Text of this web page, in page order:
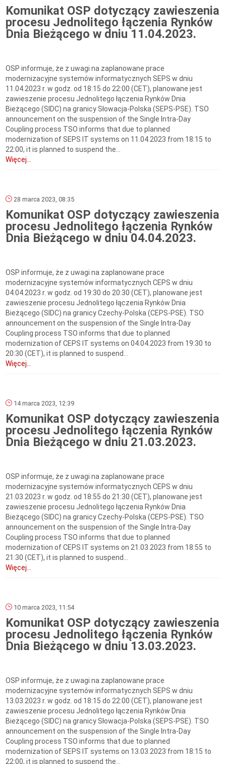
Komunikat OSP dotyczący zawieszenia
procesu Jednolitego łączenia Rynków
Dnia Bieżącego w dniu 11.04.2023.
OSP informuje, że z uwagi na zaplanowane prace
modernizacyjne systemów informatycznych SEPS w dniu
11.04.2023 r. w godz. od 18:15 do 22:00 (CET), planowane jest
zawieszenie procesu Jednolitego łączenia Rynków Dnia
Bieżącego (SIDC) na granicy Słowacja-Polska (SEPS-PSE). TSO
announcement on the suspension of the Single Intra-Day
Coupling process TSO informs that due to planned
modernization of SEPS IT systems on 11.04.2023 from 18:15 to
22:00, it is planned to suspend the...
Więcej...
28 marca 2023, 08:35
Komunikat OSP dotyczący zawieszenia
procesu Jednolitego łączenia Rynków
Dnia Bieżącego w dniu 04.04.2023.
OSP informuje, że z uwagi na zaplanowane prace
modernizacyjne systemów informatycznych CEPS w dniu
04.04.2023 r. w godz. od 19:30 do 20:30 (CET), planowane jest
zawieszenie procesu Jednolitego łączenia Rynków Dnia
Bieżącego (SIDC) na granicy Czechy-Polska (CEPS-PSE). TSO
announcement on the suspension of the Single Intra-Day
Coupling process TSO informs that due to planned
modernization of CEPS IT systems on 04.04.2023 from 19:30 to
20:30 (CET), it is planned to suspend...
Więcej...
14 marca 2023, 12:39
Komunikat OSP dotyczący zawieszenia
procesu Jednolitego łączenia Rynków
Dnia Bieżącego w dniu 21.03.2023.
OSP informuje, że z uwagi na zaplanowane prace
modernizacyjne systemów informatycznych CEPS w dniu
21.03.2023 r. w godz. od 18:55 do 21:30 (CET), planowane jest
zawieszenie procesu Jednolitego łączenia Rynków Dnia
Bieżącego (SIDC) na granicy Czechy-Polska (CEPS-PSE). TSO
announcement on the suspension of the Single Intra-Day
Coupling process TSO informs that due to planned
modernization of CEPS IT systems on 21.03.2023 from 18:55 to
21:30 (CET), it is planned to suspend...
Więcej...
10 marca 2023, 11:54
Komunikat OSP dotyczący zawieszenia
procesu Jednolitego łączenia Rynków
Dnia Bieżącego w dniu 13.03.2023.
OSP informuje, że z uwagi na zaplanowane prace
modernizacyjne systemów informatycznych SEPS w dniu
13.03.2023 r. w godz. od 18:15 do 22:00 (CET), planowane jest
zawieszenie procesu Jednolitego łączenia Rynków Dnia
Bieżącego (SIDC) na granicy Słowacja-Polska (SEPS-PSE). TSO
announcement on the suspension of the Single Intra-Day
Coupling process TSO informs that due to planned
modernization of SEPS IT systems on 13.03.2023 from 18:15 to
22:00, it is planned to suspend the...